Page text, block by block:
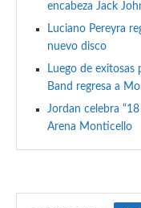
encabeza Jack
Luciano Pereyra
nuevo disco
Luego de exitosas
Band regresa a
Jordan celebra
Arena Monticello